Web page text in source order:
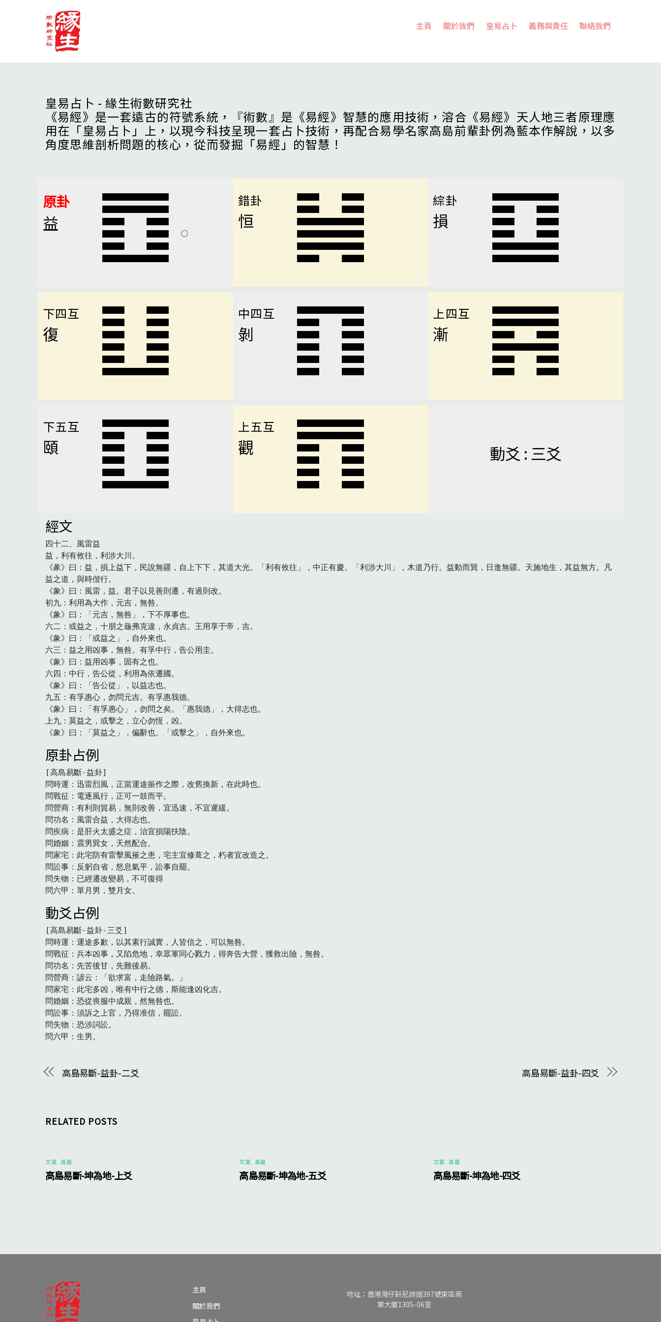
主頁 關於我們 皇易占卜 義務與責任 聯絡我們
皇易占卜 - 緣生術數研究社
《易經》是一套遠古的符號系統，『術數』是《易經》智慧的應用技術，溶合《易經》天人地三者原理應
用在「皇易占卜」上，以現今科技呈現一套占卜技術，再配合易學名家高島前輩卦例為藍本作解說，以多
角度思維剖析問題的核心，從而發掘「易經」的智慧！
原卦
益
錯卦
恒
綜卦
損
下四互
復
中四互
剝
上四互
漸
下五互
頤
上五互
觀 動爻 : 三爻
經文
四十二、風雷益
益，利有攸往，利涉大川。
《彖》曰：益，損上益下，民說無疆，自上下下，其道大光。「利有攸往」，中正有慶。「利涉大川」，木道乃行。益動而巽，日進無疆。天施地生，其益無方。凡
益之道，與時偕行。
《象》曰：風雷，益。君子以見善則遷，有過則改。
初九：利用為大作，元吉，無咎。
《象》曰：「元吉，無咎」，下不厚事也。
六二：或益之，十朋之龜弗克違，永貞吉。王用享于帝，吉。
《象》曰：「或益之」，自外來也。
六三：益之用凶事，無咎。有孚中行，告公用圭。
《象》曰：益用凶事，固有之也。
六四：中行，告公從，利用為依遷國。
《象》曰：「告公從」，以益志也。
九五：有孚惠心，勿問元吉。有孚惠我德。
《象》曰：「有孚惠心」，勿問之矣。「惠我德」，大得志也。
上九：莫益之，或擊之，立心勿恆，凶。
《象》曰：「莫益之」，偏辭也。「或擊之」，自外來也。
原卦占例
[高島易斷-益卦]
問時運：迅雷烈風，正當運途振作之際，改舊換新，在此時也。
問戰征：電逐風行，正可一鼓而平。
問營商：有利則貿易，無則改善，宜迅速，不宜遲緩。
問功名：風雷合益，大得志也。
問疾病：是肝火太盛之症，治宜損陽扶陰。
問婚姻：震男巽女，天然配合。
問家宅：此宅防有雷擊風摧之患，宅主宜修葺之，朽者宜改造之。
問訟事：反躬自省，怒息氣平，訟事自罷。
問失物：已經遷改變易，不可復得
問六甲：單月男，雙月女。
動爻占例
[高島易斷-益卦-三爻]
問時運：運途多歉，以其素行誠實，人皆信之，可以無咎。
問戰征：兵本凶事，又陷危地，幸眾軍同心戮力，得奔告大營，獲救出險，無咎。
問功名：先苦後甘，先難後易。
問營商：諺云：「欲求富，走險路氣。」
問家宅：此宅多凶，唯有中行之德，斯能逢凶化吉。
問婚姻：恐從喪服中成親，然無咎也。
問訟事：須訴之上官，乃得准信，罷訟。
問失物：恐涉詞訟。
高島易斷-益卦-二爻 高島易斷-益卦-四爻
RELATED POSTS
文章 高島
高島易斷-坤為地-上爻
文章 高島
高島易斷-坤為地-五爻
文章 高島
高島易斷-坤為地-四爻
主頁
關於我們
地址：香港灣仔軒尼詩道397號東區商
業大廈1305-06室